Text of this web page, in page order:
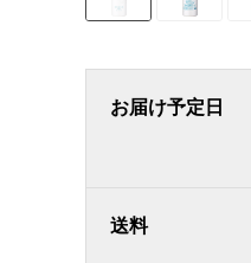
お届け予定日
送料